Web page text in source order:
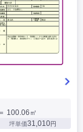
＝ 100.06㎡
坪単価31,010円